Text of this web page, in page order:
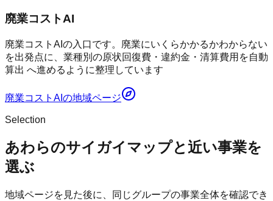
廃業コストAI
廃業コストAIの入口です。廃業にいくらかかるかわからない
を出発点に、業種別の原状回復費・違約金・清算費用を自動
算出 へ進めるように整理しています
廃業コストAI の地域ページ
Selection
あわらのサイガイマップと近い事業を
選ぶ
地域ページを見た後に、同じグループの事業全体を確認でき